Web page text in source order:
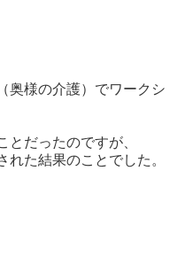
奥様の介護）でワークシ
とだったのですが、
た結果のことでした。